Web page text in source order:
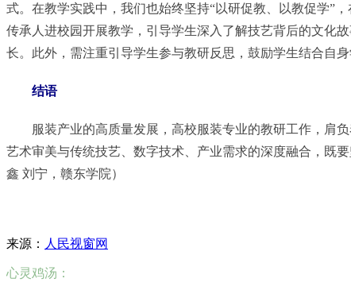
式。在教学实践中，我们也始终坚持“以研促教、以教促学”
传承人进校园开展教学，引导学生深入了解技艺背后的文化
长。此外，需注重引导学生参与教研反思，鼓励学生结合自身
结语
服装产业的高质量发展，高校服装专业的教研工作，肩
艺术审美与传统技艺、数字技术、产业需求的深度融合，既
鑫 刘宁，赣东学院）
来源： 人民视窗网
心灵鸡汤：